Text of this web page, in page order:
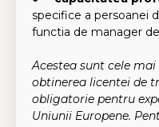
specifice a persoanei
functia de manager
Acestea sunt cele
obtinerea licentei de
obligatorie pentru
Uniunii Europene.